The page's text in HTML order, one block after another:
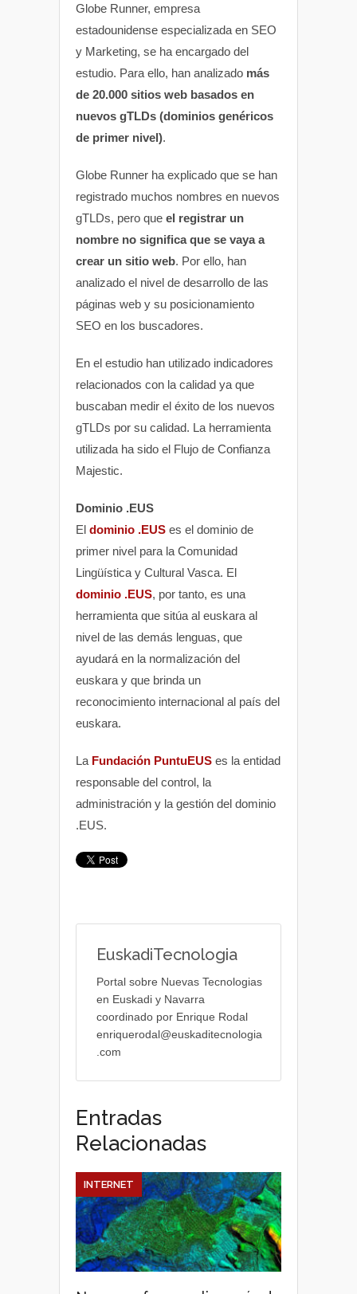
Globe Runner, empresa
estadounidense especializada en SEO
y Marketing, se ha encargado del
estudio. Para ello, han analizado más
de 20.000 sitios web basados en
nuevos gTLDs (dominios genéricos
de primer nivel).
Globe Runner ha explicado que se han
registrado muchos nombres en nuevos
gTLDs, pero que el registrar un
nombre no significa que se vaya a
crear un sitio web. Por ello, han
analizado el nivel de desarrollo de las
páginas web y su posicionamiento
SEO en los buscadores.
En el estudio han utilizado indicadores
relacionados con la calidad ya que
buscaban medir el éxito de los nuevos
gTLDs por su calidad. La herramienta
utilizada ha sido el Flujo de Confianza
Majestic.
Dominio .EUS
El dominio .EUS es el dominio de
primer nivel para la Comunidad
Lingüística y Cultural Vasca. El
dominio .EUS, por tanto, es una
herramienta que sitúa al euskara al
nivel de las demás lenguas, que
ayudará en la normalización del
euskara y que brinda un
reconocimiento internacional al país del
euskara.
La Fundación PuntuEUS es la entidad
responsable del control, la
administración y la gestión del dominio
.EUS.
EuskadiTecnologia
Portal sobre Nuevas Tecnologias
en Euskadi y Navarra
coordinado por Enrique Rodal
enriquerodal@euskaditecnologia
.com
Entradas
Relacionadas
INTERNET